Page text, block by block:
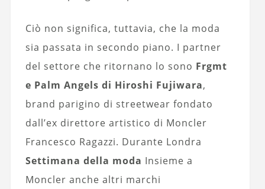
Ciò non significa, tuttavia, che la moda
sia passata in secondo piano. I partner
del settore che ritornano lo sono Frgmt
e Palm Angels di Hiroshi Fujiwara,
brand parigino di streetwear fondato
dall’ex direttore artistico di Moncler
Francesco Ragazzi. Durante Londra
Settimana della moda Insieme a
Moncler anche altri marchi